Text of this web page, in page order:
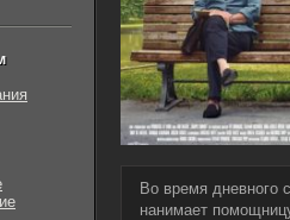
Во время дневного
нанимает